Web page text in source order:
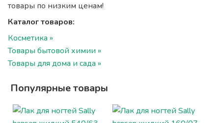
товары по низким ценам!
Каталог товаров:
Косметика »
Товары бытовой химии »
Товары для дома и сада »
Популярные товары